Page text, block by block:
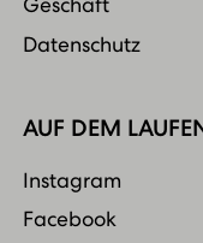
Datenschutz
AUF DEM
Instagram
Facebook